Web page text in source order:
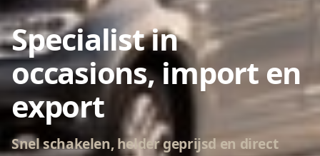
Specialist in
occasions, import en
export
Snel schakelen, helder geprijsd en direct